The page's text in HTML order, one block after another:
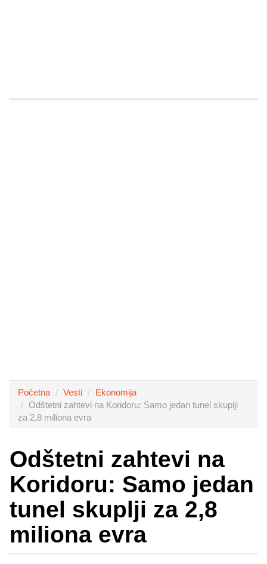
Početna Vesti
Ekonomija
Odštetni zahtevi na Koridoru: Samo jedan tunel skuplji
za 2,8 miliona evra
Odštetni zahtevi na
Koridoru: Samo jedan
tunel skuplji za 2,8
miliona evra